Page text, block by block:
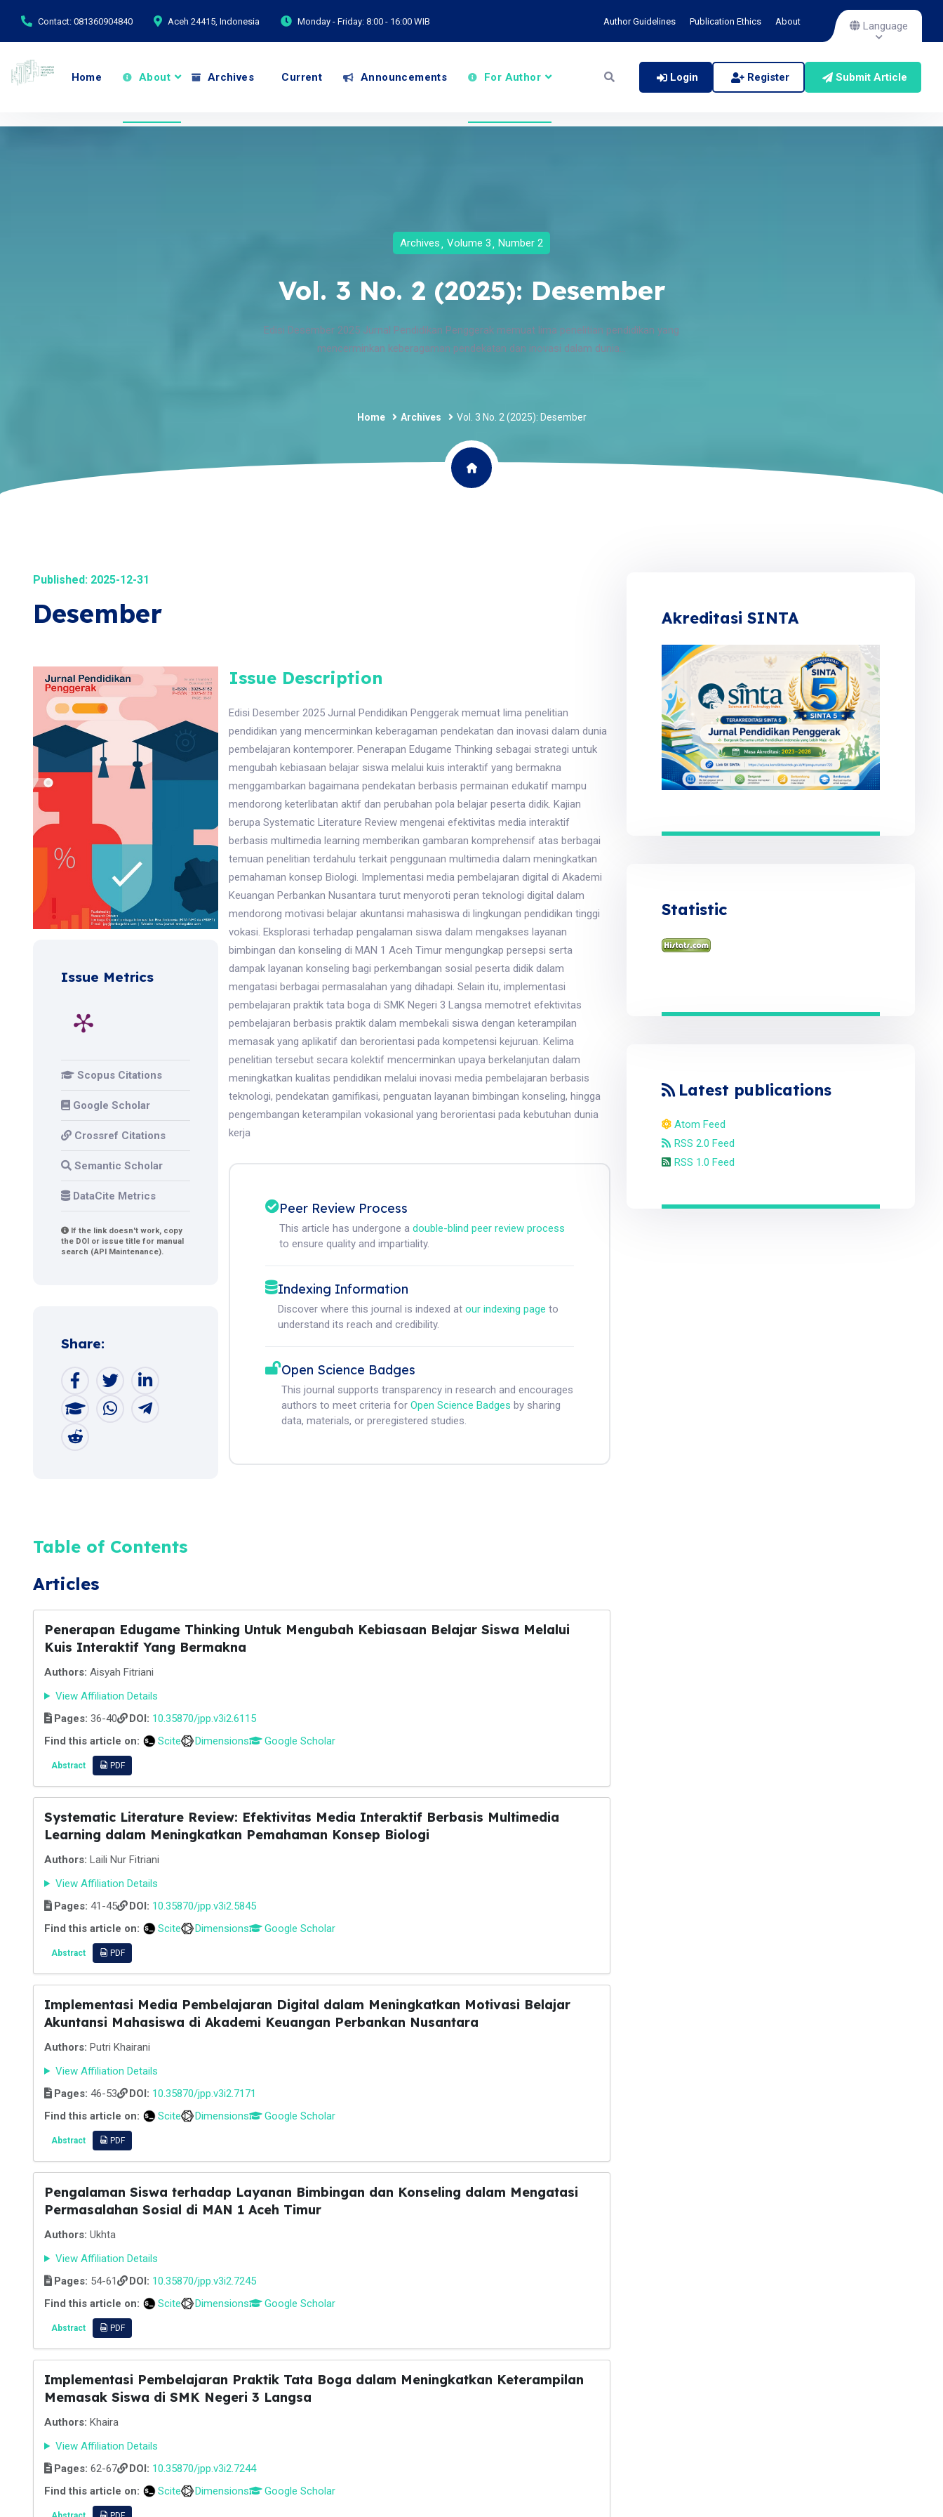
Contact: 081360904840 Aceh 24415, Indonesia Monday - Friday: 8:00 - 16:00 WIB Author Guidelines Publication Ethics About Language
Home About Archives Current Announcements For Author Login Register Submit Article
Archives Volume 3 Number 2
Vol. 3 No. 2 (2025): Desember
Edisi Desember 2025 Jurnal Pendidikan Penggerak memuat lima penelitian pendidikan yang
mencerminkan keberagaman pendekatan dan inovasi dalam dunia...
Home Archives Vol. 3 No. 2 (2025): Desember
Published: 2025-12-31
Desember
Issue Metrics
Scopus Citations
Google Scholar
Crossref Citations
Semantic Scholar
DataCite Metrics
If the link doesn't work, copy
the DOI or issue title for manual
search (API Maintenance).
Share:
Issue Description
Edisi Desember 2025 Jurnal Pendidikan Penggerak memuat lima penelitian
pendidikan yang mencerminkan keberagaman pendekatan dan inovasi dalam dunia
pembelajaran kontemporer. Penerapan Edugame Thinking sebagai strategi untuk
mengubah kebiasaan belajar siswa melalui kuis interaktif yang bermakna
menggambarkan bagaimana pendekatan berbasis permainan edukatif mampu
mendorong keterlibatan aktif dan perubahan pola belajar peserta didik. Kajian
berupa Systematic Literature Review mengenai efektivitas media interaktif
berbasis multimedia learning memberikan gambaran komprehensif atas berbagai
temuan penelitian terdahulu terkait penggunaan multimedia dalam meningkatkan
pemahaman konsep Biologi. Implementasi media pembelajaran digital di Akademi
Keuangan Perbankan Nusantara turut menyoroti peran teknologi digital dalam
mendorong motivasi belajar akuntansi mahasiswa di lingkungan pendidikan tinggi
vokasi. Eksplorasi terhadap pengalaman siswa dalam mengakses layanan
bimbingan dan konseling di MAN 1 Aceh Timur mengungkap persepsi serta
dampak layanan konseling bagi perkembangan sosial peserta didik dalam
mengatasi berbagai permasalahan yang dihadapi. Selain itu, implementasi
pembelajaran praktik tata boga di SMK Negeri 3 Langsa memotret efektivitas
pembelajaran berbasis praktik dalam membekali siswa dengan keterampilan
memasak yang aplikatif dan berorientasi pada kompetensi kejuruan. Kelima
penelitian tersebut secara kolektif mencerminkan upaya berkelanjutan dalam
meningkatkan kualitas pendidikan melalui inovasi media pembelajaran berbasis
teknologi, pendekatan gamifikasi, penguatan layanan bimbingan konseling, hingga
pengembangan keterampilan vokasional yang berorientasi pada kebutuhan dunia
kerja
Peer Review Process
This article has undergone adouble-blind peer review process
to ensure quality and impartiality.
Indexing Information
Discover where this journal is indexed atour indexing page to
understand its reach and credibility.
Open Science Badges
This journal supports transparency in research and encourages
authors to meet criteria forOpen Science Badges by sharing
data, materials, or preregistered studies.
Table of Contents
Articles
Penerapan Edugame Thinking Untuk Mengubah Kebiasaan Belajar Siswa Melalui
Kuis Interaktif Yang Bermakna
Authors: Aisyah Fitriani
View Affiliation Details
Pages: 36-40 DOI: 10.35870/jpp.v3i2.6115
Find this article on:
Scite Dimensions Google Scholar
Abstract PDF
Systematic Literature Review: Efektivitas Media Interaktif Berbasis Multimedia
Learning dalam Meningkatkan Pemahaman Konsep Biologi
Authors: Laili Nur Fitriani
View Affiliation Details
Pages: 41-45 DOI: 10.35870/jpp.v3i2.5845
Find this article on:
Scite Dimensions Google Scholar
Abstract PDF
Implementasi Media Pembelajaran Digital dalam Meningkatkan Motivasi Belajar
Akuntansi Mahasiswa di Akademi Keuangan Perbankan Nusantara
Authors: Putri Khairani
View Affiliation Details
Pages: 46-53 DOI: 10.35870/jpp.v3i2.7171
Find this article on:
Scite Dimensions Google Scholar
Abstract PDF
Pengalaman Siswa terhadap Layanan Bimbingan dan Konseling dalam Mengatasi
Permasalahan Sosial di MAN 1 Aceh Timur
Authors: Ukhta
View Affiliation Details
Pages: 54-61 DOI: 10.35870/jpp.v3i2.7245
Find this article on:
Scite Dimensions Google Scholar
Abstract PDF
Implementasi Pembelajaran Praktik Tata Boga dalam Meningkatkan Keterampilan
Memasak Siswa di SMK Negeri 3 Langsa
Authors: Khaira
View Affiliation Details
Pages: 62-67 DOI: 10.35870/jpp.v3i2.7244
Find this article on:
Scite Dimensions Google Scholar
Akreditasi SINTA
Statistic
Latest publications
Atom Feed
RSS 2.0 Feed
RSS 1.0 Feed